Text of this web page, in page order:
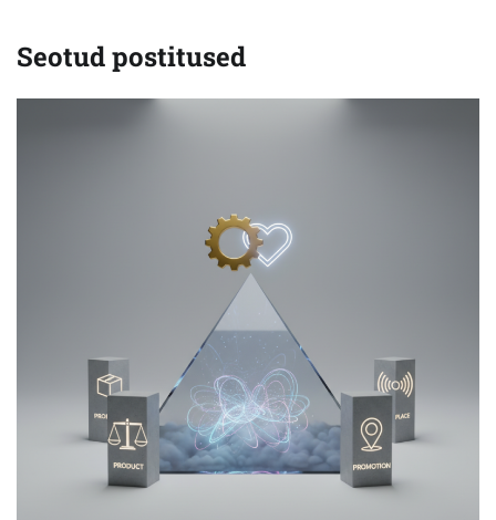
Seotud postitused